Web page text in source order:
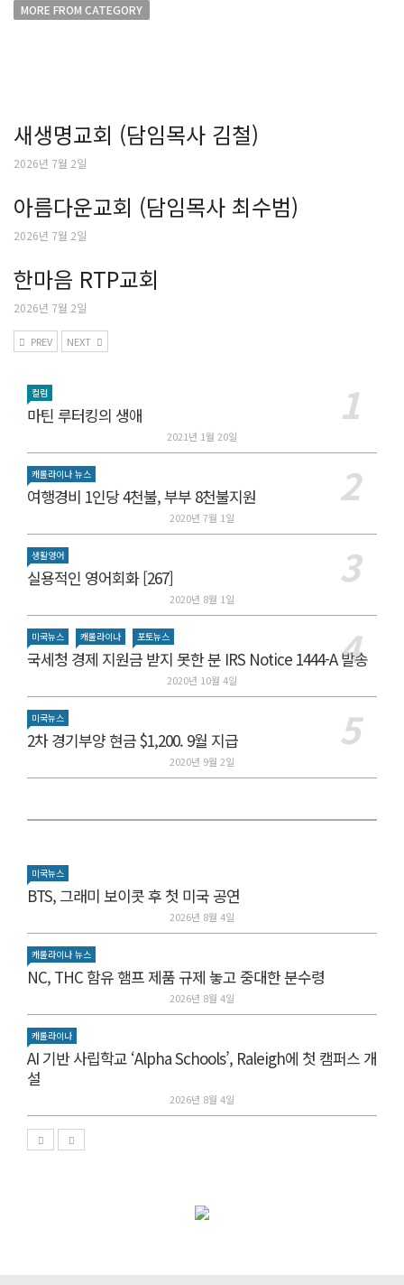
MORE FROM CATEGORY
새생명교회 (담임목사 김철)
2026년 7월 2일
아름다운교회 (담임목사 최수범)
2026년 7월 2일
한마음 RTP교회
2026년 7월 2일
PREV NEXT
컬럼
마틴 루터킹의 생애
2021년 1월 20일
캐롤라이나 뉴스
여행경비 1인당 4천불, 부부 8천불지원
2020년 7월 1일
생활영어
실용적인 영어회화 [267]
2020년 8월 1일
미국뉴스 캐롤라이나 포토뉴스
국세청 경제 지원금 받지 못한 분 IRS Notice 1444-A 발송
2020년 10월 4일
미국뉴스
2차 경기부양 현금 $1,200. 9월 지급
2020년 9월 2일
미국뉴스
BTS, 그래미 보이콧 후 첫 미국 공연
2026년 8월 4일
캐롤라이나 뉴스
NC, THC 함유 햄프 제품 규제 놓고 중대한 분수령
2026년 8월 4일
캐롤라이나
AI 기반 사립학교 ‘Alpha Schools’, Raleigh에 첫 캠퍼스 개
설
2026년 8월 4일